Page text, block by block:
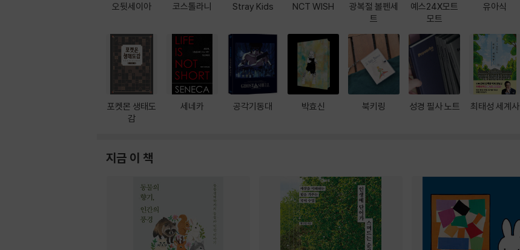
오뒷세이아
포켓몬 생태도
감
코스톨라니
세네카
Stray Kids
공각기동대
NCT WISH
박효신
광복절 볼펜세
트
북키링
예스24X모트
모트
성경 필사 노트
유아식
최태성 세계사
지금 이 책